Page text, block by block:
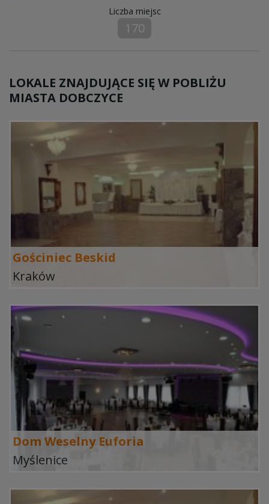
Liczba miejsc
170
LOKALE ZNAJDUJĄCE SIĘ W POBLIŻU
MIASTA DOBCZYCE
Gościniec Beskid
Kraków
Dom Weselny Euforia
Myślenice